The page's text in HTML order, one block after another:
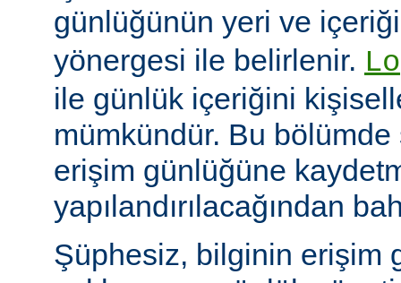
günlüğünün yeri ve
yönergesi ile belirlenir.
ile günlük içeriğini
mümkündür. Bu
erişim günlüğüne
yapılandırılacağından
Şüphesiz, bilginin erişim